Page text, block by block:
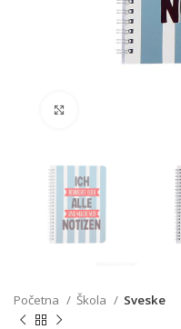
Početna Škola Sveske